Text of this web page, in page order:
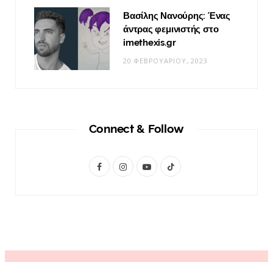
Βασίλης Νανούρης: Ένας
άντρας φεμινιστής στο
imethexis.gr
20 ΦΕΒΡΟΥΑΡΊΟΥ, 2023
Connect & Follow
F
b
I
a
Y
u
T
o